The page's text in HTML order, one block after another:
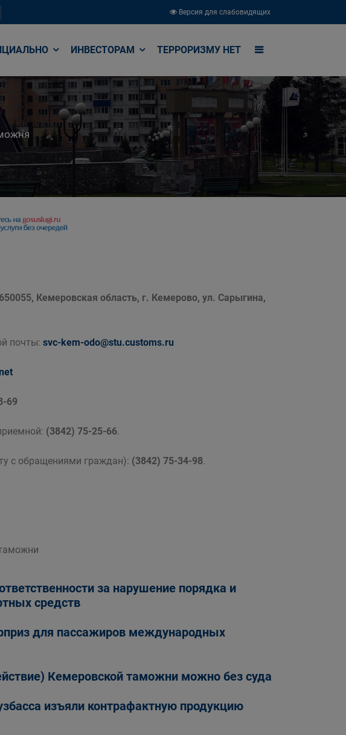
Версия для слабовидящих
ИНВЕСТОРАМ ТЕРРОРИЗМУ НЕТ
650055, Кемеровская область, г. Кемерово, ул. Сарыгина,
почты: svc-kem-odo@stu.customs.ru
69
(3842) 75-25-66.
с обращениями граждан): (3842) 75-34-98.
за нарушение порядка и
средств
для пассажиров международных
Кемеровской таможни можно без суда
изъяли контрафактную продукцию